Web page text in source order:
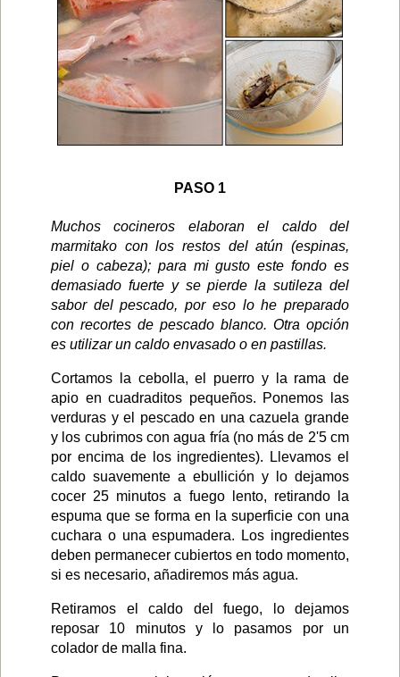
PASO 1
Muchos cocineros elaboran el caldo del
marmitako con los restos del atún (espinas,
piel o cabeza); para mi gusto este fondo es
demasiado fuerte y se pierde la sutileza del
sabor del pescado, por eso lo he preparado
con recortes de pescado blanco. Otra opción
es utilizar un caldo envasado o en pastillas.
Cortamos la cebolla, el puerro y la rama de
apio en cuadraditos pequeños. Ponemos las
verduras y el pescado en una cazuela grande
y los cubrimos con agua fría (no más de 2'5 cm
por encima de los ingredientes). Llevamos el
caldo suavemente a ebullición y lo dejamos
cocer 25 minutos a fuego lento, retirando la
espuma que se forma en la superficie con una
cuchara o una espumadera. Los ingredientes
deben permanecer cubiertos en todo momento,
si es necesario, añadiremos más agua.
Retiramos el caldo del fuego, lo dejamos
reposar 10 minutos y lo pasamos por un
colador de malla fina.